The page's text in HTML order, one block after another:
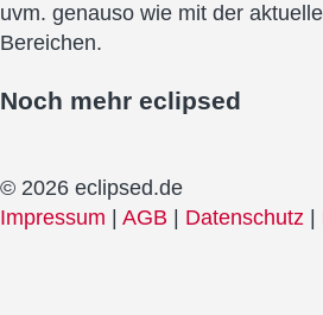
uvm. genauso wie mit der
Bereichen.
Noch mehr eclipsed
© 2026 eclipsed.de
Impressum
AGB Datenschutz